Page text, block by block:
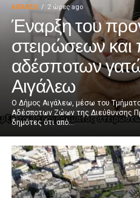
ΑΙΓΑΛΕΩ 2 ώρες ago
Έναρξη του
στειρώσεων
αδέσποτων
Αιγάλεω
Ο Δήμος Αιγάλεω, μέσω του
Αδέσποτων Ζώων της Διεύθυνσης
δημότες ότι από...